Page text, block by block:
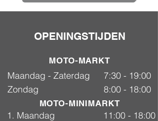
OPENINGSTIJDEN
MOTO-MARKT
Maandag - Zaterdag
7:30 - 19:00
Zondag
8:00 - 18:00
MOTO-MINIMARKT
1. Maandag
11:00 - 18:00